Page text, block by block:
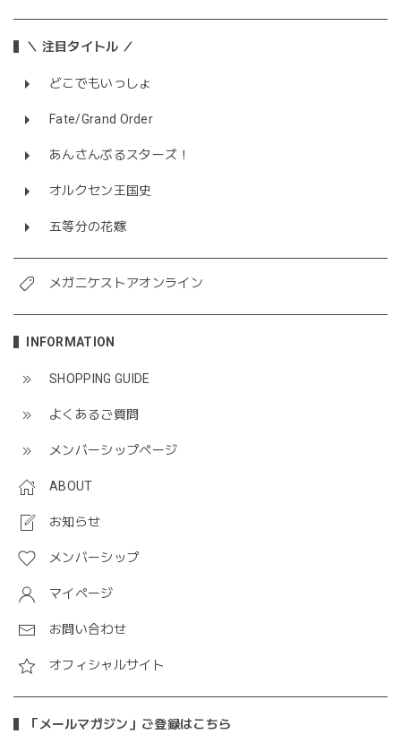
＼ 注目タイトル ／
どこでもいっしょ
Fate/Grand Order
あんさんぶるスターズ！
オルクセン王国史
五等分の花嫁
メガニケストアオンライン
INFORMATION
SHOPPING GUIDE
よくあるご質問
メンバーシップページ
ABOUT
お知らせ
メンバーシップ
マイページ
お問い合わせ
オフィシャルサイト
「メールマガジン」ご登録はこちら